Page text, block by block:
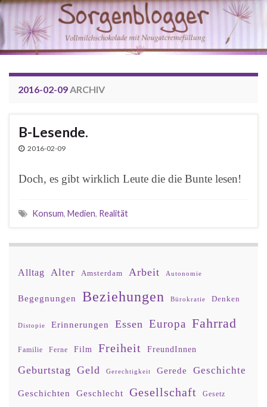
2016-02-09ARCHIV
B-Lesende.
2016-02-09
Doch, es gibt wirklich Leute die die Bunte lesen!
Konsum, Medien, Realität
Alltag Alter Amsterdam Arbeit Autonomie
Begegnungen Beziehungen Bürokratie Denken
Distopie Erinnerungen Essen Europa Fahrrad
Familie Ferne Film Freiheit FreundInnen
Geburtstag Geld Gerechtigkeit Gerede Geschichte
Geschichten Geschlecht Gesellschaft Gesetz